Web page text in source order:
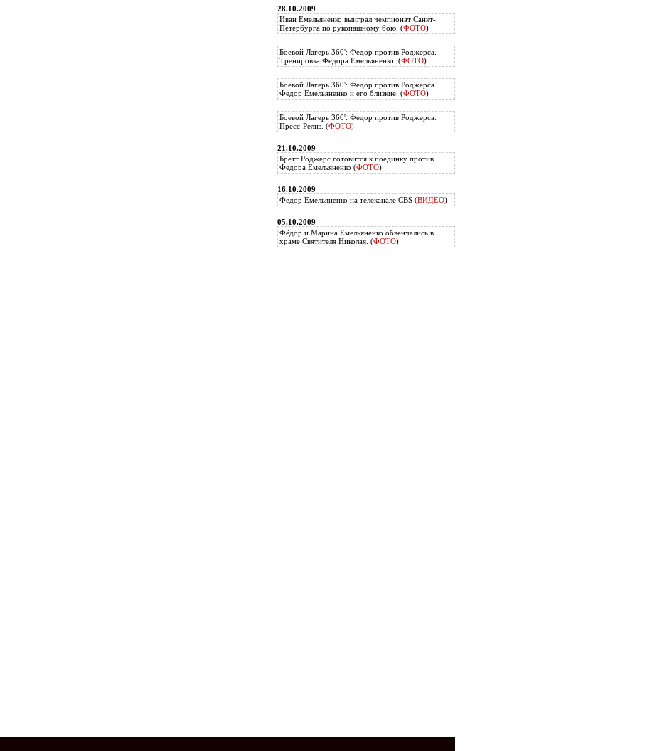
28.10.2009
Иван Емельяненко выиграл чемпионат Санкт-
Петербурга по рукопашному бою. (ФОТО)
Боевой Лагерь 360': Федор против Роджерса.
Тренировка Федора Емельяненко. (ФОТО)
Боевой Лагерь 360': Федор против Роджерса.
Федор Емельяненко и его близкие. (ФОТО)
Боевой Лагерь 360': Федор против Роджерса.
Пресс-Релиз. (ФОТО)
21.10.2009
Бретт Роджерс готовится к поединку против
Федора Емельяненко (ФОТО)
16.10.2009
Федор Емельяненко на телеканале CBS (ВИДЕО)
05.10.2009
Фёдор и Марина Емельяненко обвенчались в
храме Святителя Николая. (ФОТО)